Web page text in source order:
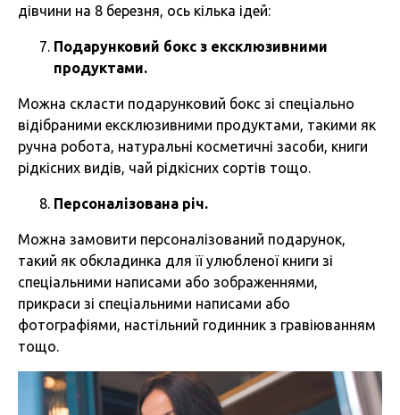
дівчини на 8 березня, ось кілька ідей:
Подарунковий бокс з ексклюзивними
продуктами.
Можна скласти подарунковий бокс зі спеціально
відібраними ексклюзивними продуктами, такими як
ручна робота, натуральні косметичні засоби, книги
рідкісних видів, чай рідкісних сортів тощо.
Персоналізована річ.
Можна замовити персоналізований подарунок,
такий як обкладинка для її улюбленої книги зі
спеціальними написами або зображеннями,
прикраси зі спеціальними написами або
фотографіями, настільний годинник з гравіюванням
тощо.